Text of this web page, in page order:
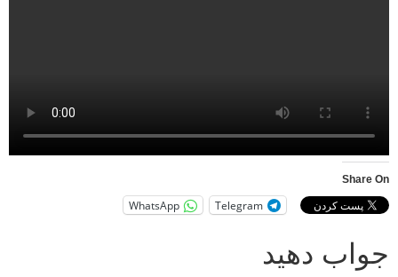
Share On
Telegram
WhatsApp
جواب دهید